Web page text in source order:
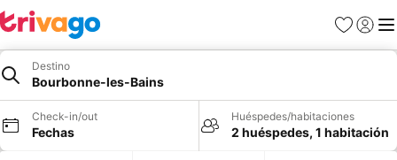
Favoritos
Iniciar
Destino
Bourbonne-les-Bains
Check-in/out
Fechas
Huéspedes/habitaciones
2 huéspedes, 1 habitación